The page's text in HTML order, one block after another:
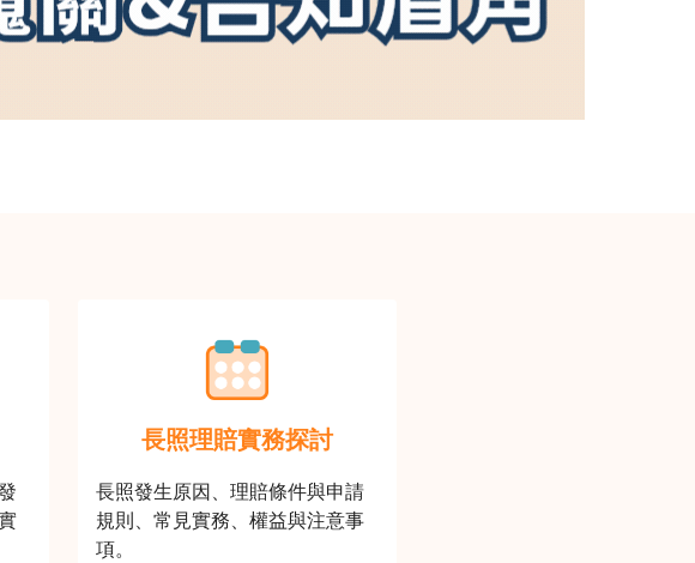
長照理賠實務探討
長照發生原因、理賠條件與申請
規則、常見實務、權益與注意事
項。